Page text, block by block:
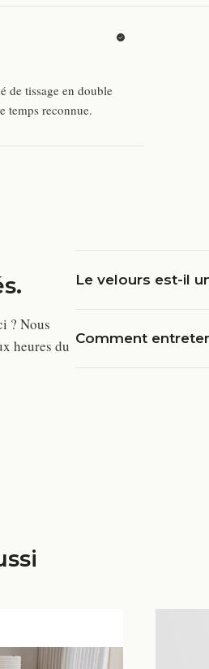
de tissage en double
temps reconnue.
? Nous
heures du
Le velours est-il
Comment